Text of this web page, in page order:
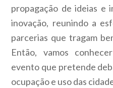
propagação de ideias e
inovação, reunindo a
parcerias que tragam
Então, vamos
evento que pretende
ocupação e uso das